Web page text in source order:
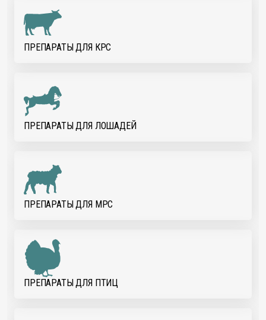
ПРЕПАРАТЫ ДЛЯ КРС
ПРЕПАРАТЫ ДЛЯ ЛОШАДЕЙ
ПРЕПАРАТЫ ДЛЯ МРС
ПРЕПАРАТЫ ДЛЯ ПТИЦ